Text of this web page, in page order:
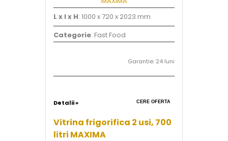
L x l x H: 1000 x 720 x 2023 mm
Categorie: Fast Food
Garantie: 24 luni
Detalii » CERE OFERTA
Vitrina frigorifica 2 usi, 700
litri MAXIMA